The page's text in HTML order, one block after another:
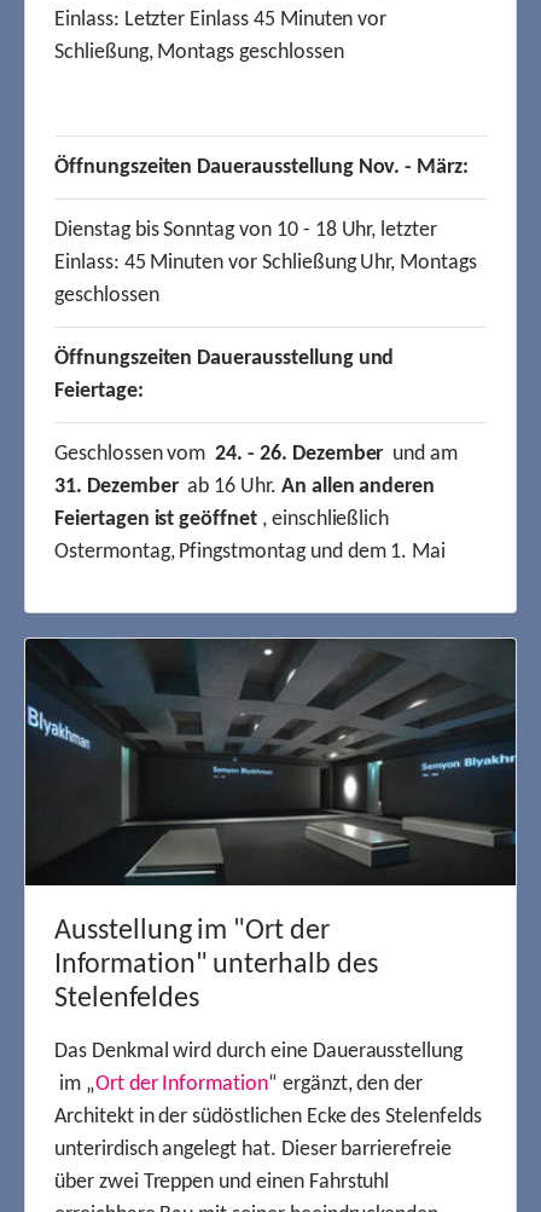
Ausstellung im "Ort der
Information" unterhalb des
Stelenfeldes
Das Denkmal wird durch eine Dauerausstellung
im „Ort der Information“ ergänzt, den der
Architekt in der südöstlichen Ecke des Stelenfelds
unterirdisch angelegt hat. Dieser barrierefreie
über zwei Treppen und einen Fahrstuhl
Einlass: Letzter Einlass 45 Minuten vor
Schließung, Montags geschlossen
Öffnungszeiten Dauerausstellung Nov. - März:
Dienstag bis Sonntag von 10 - 18 Uhr, letzter
Einlass: 45 Minuten vor Schließung Uhr, Montags
geschlossen
Öffnungszeiten Dauerausstellung und
Feiertage:
Geschlossen vom24. - 26. Dezember und am
31. Dezemberab 16 Uhr. An allen anderen
Feiertagen ist geöffnet, einschließlich
Ostermontag, Pfingstmontag und dem 1. Mai